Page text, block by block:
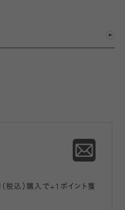
税込）購入で+1ポイント獲